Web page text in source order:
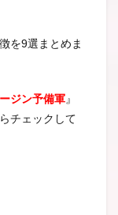
を9選まとめま
ジン予備軍』
チェックして